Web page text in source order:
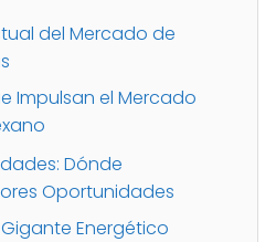
del Mercado de
Impulsan el Mercado
Dónde
Oportunidades
Gigante Energético